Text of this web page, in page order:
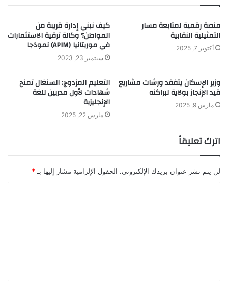
منصة رقمية لمتابعة مسار
التمثيلية النقابية
أكتوبر 7, 2025
كيف نبني إدارة قريبة من
المواطن؟ وكالة ترقية الاستثمارات
في موريتانيا (APIM) نموذجا
سبتمبر 23, 2023
وزير الإسكان يتفقد ورشات مشاريع
قيد الإنجاز بولاية لبراكنه
مارس 9, 2025
التعليم المزدوج: السنغال تمنح
شهادات لأول مدربين للغة
الإنجليزية
مارس 22, 2025
اترك تعليقاً
لن يتم نشر عنوان بريدك الإلكتروني. الحقول الإلزامية مشار إليها بـ *
ق